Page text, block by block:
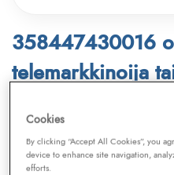
358447430016
telemarkkinoija
Puhelinnumero
Telemarkkinointiliiton ja
tietokannasta, joka
Cookies
By clicking “Accept All Cookies”, you
device to enhance site navigation,
efforts.